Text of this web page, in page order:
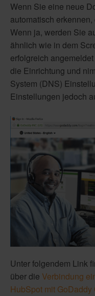
Wenn Sie eine neue
automatisch
Wenn ja, werden Sie
ähnlich wie in dem
erfolgreich
die Einrichtung und
System (DNS)
Einstellungen jedoch
Unter folgendem Link
über die Verbindung
HubSpot mit GoDaddy